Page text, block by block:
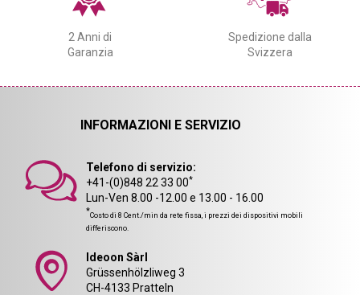
2 Anni di
Garanzia
Spedizione dalla
Svizzera
INFORMAZIONI E SERVIZIO
Telefono di servizio:
+41-(0)848 22 33 00*
Lun-Ven 8.00 -12.00 e 13.00 - 16.00
*Costo di 8 Cent./min da rete fissa, i prezzi dei dispositivi mobili
differiscono.
Ideoon Sàrl
Grüssenhölzliweg 3
CH-4133 Pratteln